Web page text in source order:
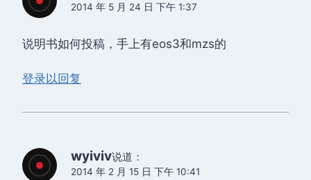
2014 年 5 月 24 日 下午 1:37
说明书如何投稿，手上有eos3和mzs的
登录以回复
wyiviv说道：
2014 年 2 月 15 日 下午 10:41